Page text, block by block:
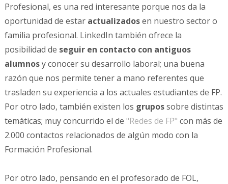
Profesional, es una red interesante porque nos da la
oportunidad de estar actualizadosen nuestro sector o
familia profesional. LinkedIn también ofrece la
posibilidad de seguir en contacto con antiguos
alumnosy conocer su desarrollo laboral; una buena
razón que nos permite tener a mano referentes que
trasladen su experiencia a los actuales estudiantes de FP.
Por otro lado, también existen los grupossobre distintas
temáticas; muy concurrido el de "Redes de FP" con más de
2.000 contactos relacionados de algún modo con la
Formación Profesional.
Por otro lado, pensando en el profesorado de FOL,